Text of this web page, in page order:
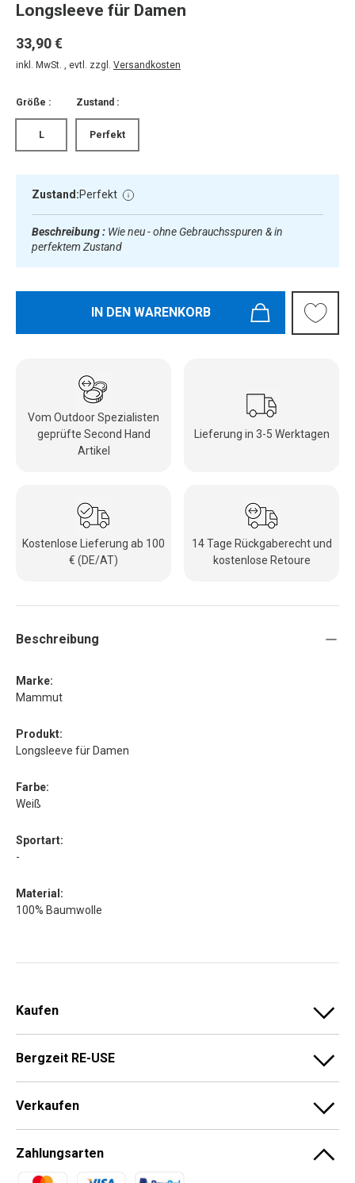
Longsleeve für Damen
33,90 €
inkl. MwSt. , evtl. zzgl. Versandkosten
Größe :
L
Zustand :
Perfekt
Zustand:Perfekt
Beschreibung : Wie neu - ohne Gebrauchsspuren & in
perfektem Zustand
IN DEN WARENKORB
Vom Outdoor Spezialisten
geprüfte Second Hand
Artikel
Lieferung in 3-5 Werktagen
Kostenlose Lieferung ab 100
€ (DE/AT)
14 Tage Rückgaberecht und
kostenlose Retoure
Beschreibung
Marke:
Mammut
Produkt:
Longsleeve für Damen
Farbe:
Weiß
Sportart:
-
Material:
100% Baumwolle
Kaufen
Bergzeit RE-USE
Verkaufen
Zahlungsarten
Zahlungsmethoden